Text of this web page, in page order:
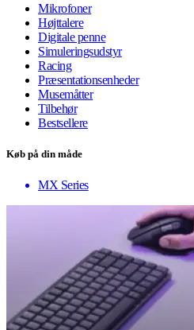
Mikrofoner
Højttalere
Digitale penne
Simuleringsudstyr
Racing
Præsentationsenheder
Musemåtter
Tilbehør
Bestsellere
Køb på din måde
MX Series